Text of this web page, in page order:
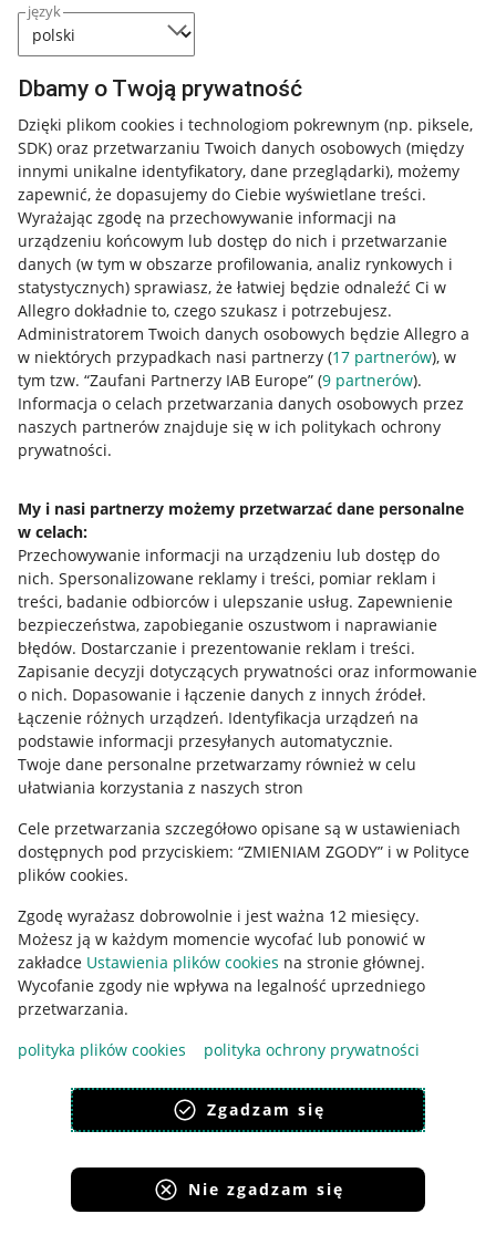
język
Dbamy o Twoją prywatność
Dzięki plikom cookies i technologiom pokrewnym (np. piksele,
SDK) oraz przetwarzaniu Twoich danych osobowych (między
innymi unikalne identyfikatory, dane przeglądarki), możemy
zapewnić, że dopasujemy do Ciebie wyświetlane treści.
Wyrażając zgodę na przechowywanie informacji na
urządzeniu końcowym lub dostęp do nich i przetwarzanie
danych (w tym w obszarze profilowania, analiz rynkowych i
statystycznych) sprawiasz, że łatwiej będzie odnaleźć Ci w
Allegro dokładnie to, czego szukasz i potrzebujesz.
Administratorem Twoich danych osobowych będzie Allegro a
w niektórych przypadkach nasi partnerzy (17 partnerów), w
tym tzw. “Zaufani Partnerzy IAB Europe” (9 partnerów).
Informacja o celach przetwarzania danych osobowych przez
naszych partnerów znajduje się w ich politykach ochrony
prywatności.
My i nasi partnerzy możemy przetwarzać dane personalne
w celach:
Przechowywanie informacji na urządzeniu lub dostęp do
nich. Spersonalizowane reklamy i treści, pomiar reklam i
treści, badanie odbiorców i ulepszanie usług. Zapewnienie
bezpieczeństwa, zapobieganie oszustwom i naprawianie
błędów. Dostarczanie i prezentowanie reklam i treści.
Zapisanie decyzji dotyczących prywatności oraz informowanie
o nich. Dopasowanie i łączenie danych z innych źródeł.
Łączenie różnych urządzeń. Identyfikacja urządzeń na
podstawie informacji przesyłanych automatycznie.
Twoje dane personalne przetwarzamy również w celu
ułatwiania korzystania z naszych stron
Cele przetwarzania szczegółowo opisane są w ustawieniach
dostępnych pod przyciskiem: “ZMIENIAM ZGODY” i w Polityce
plików cookies.
Zgodę wyrażasz dobrowolnie i jest ważna 12 miesięcy.
Możesz ją w każdym momencie wycofać lub ponowić w
zakładce Ustawienia plików cookies na stronie głównej.
Wycofanie zgody nie wpływa na legalność uprzedniego
przetwarzania.
polityka plików cookies
polityka ochrony prywatności
Zgadzam się
Nie zgadzam się
Przydatne informacje
Jak to działa
Allegro Gadane dla sprzedających
Allegro Gadane dla kupujących
Mapa miejscowości
Informacje prawne
Regulamin
Polityka plików "cookies"
Ustawienia plików "cookies"
Udostępnianie lokalizacji
Informacje dla Aktu o Usługach Cyfrowych
Pobierz aplikację
Korzystanie z serwisu oznacza akceptacjęregulaminu